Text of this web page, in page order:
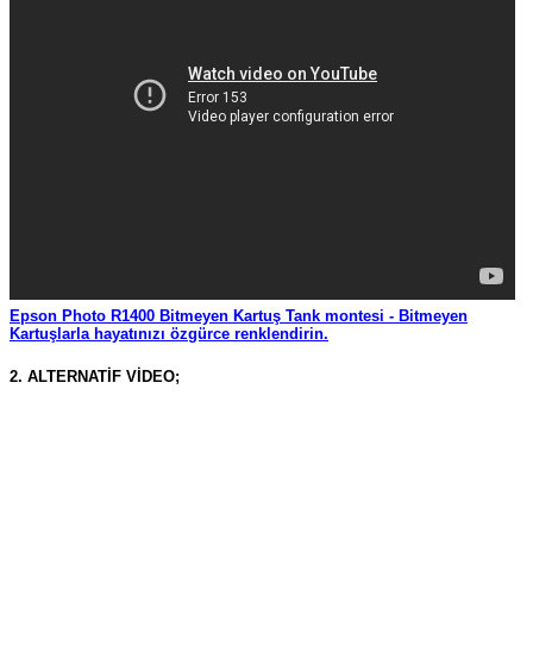
Epson Photo R1400 Bitmeyen Kartuş Tank montesi - Bitmeyen
Kartuşlarla hayatınızı özgürce renklendirin.
2. ALTERNATİF VİDEO;